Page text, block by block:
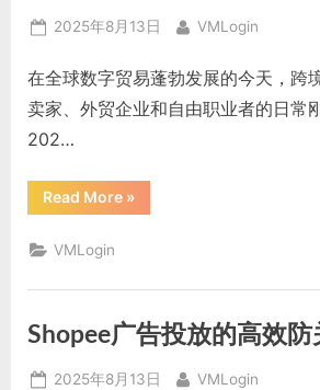
安
全
遍
全
球”
Posted
2025年8月13日 By
VMLogin
在全球数字贸易蓬勃发展的今天，跨
卖家、外贸企业和自由职业者的日常
202…
Read More“跨
境
高
管
理
VMLogin
»
VMLogin
Shopee广告投放的高效防
Posted
2025年8月13日 By
VMLogin